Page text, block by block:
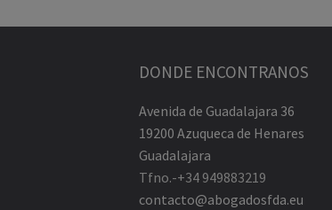
DONDE ENCONTRANOS
Avenida de Guadalajara 36
19200 Azuqueca de Henares
Guadalajara
Tfno.-+34 949883219
contacto@abogadosfda.eu